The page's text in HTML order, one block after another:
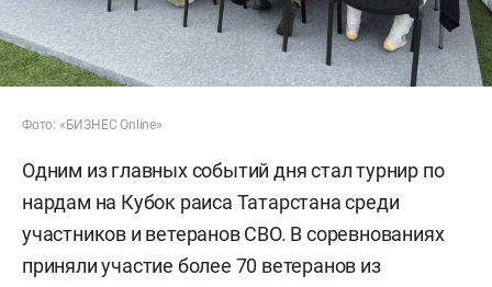
Фото: «БИЗНЕС Online»
Одним из главных событий дня стал турнир по
нардам на Кубок раиса Татарстана среди
участников и ветеранов СВО. В соревнованиях
приняли участие более 70 ветеранов из